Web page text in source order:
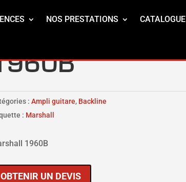
NOS PRESTATIONS CATALOGUE
: Ampli guitare, Backline
: Marshall
1960B
OBTENIR UN DEVIS